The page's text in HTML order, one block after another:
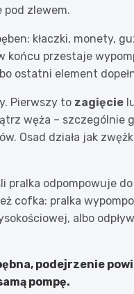
zlewem.
kłaczki, monety,
przestaje
ostatni element
Pierwszy to zagięcie
węża – szczególnie
Osad działa jak
odpompowuje
cofka: pralka
albo
, podejrzenie
pompę.